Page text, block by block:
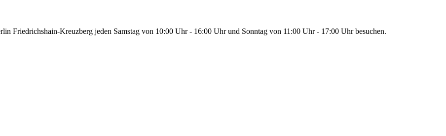
Friedrichshain-Kreuzberg jeden Samstag von 10:00 Uhr - 16:00 Uhr und Sonntag von 11:00 Uhr - 17:00 Uhr besuchen.